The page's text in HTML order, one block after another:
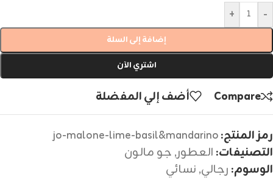
-
+
إضافة إلى السلة
اشتري الآن
Compare أضف إلي المفضلة
رمز المنتج:jo-malone-lime-basil&mandarino
التصنيفات: العطور, جو مالون
الوسوم: رجالي, نسائي